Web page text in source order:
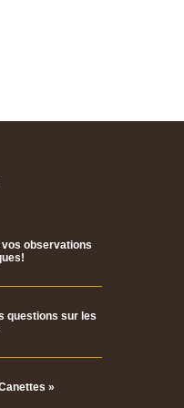
observations
questions sur les
»